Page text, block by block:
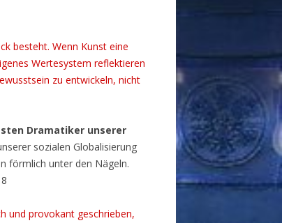
besteht. Wenn Kunst eine
Wertesystem reflektieren
zu entwickeln, nicht
Dramatiker unserer
sozialen Globalisierung
förmlich unter den Nägeln.
und provokant geschrieben,